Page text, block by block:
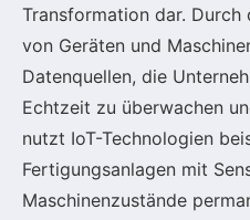
Transformation dar.
von Geräten und
Datenquellen, die
Echtzeit zu überwachen
nutzt IoT-Technologien
Fertigungsanlagen mit
Maschinenzustände